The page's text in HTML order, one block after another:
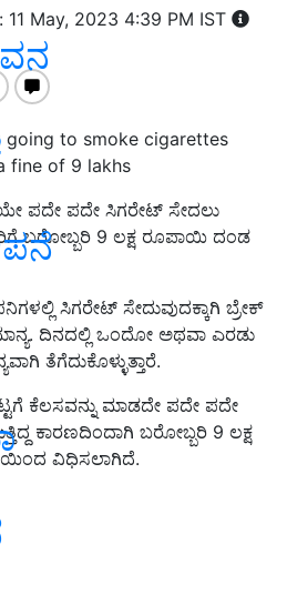
11 May, 2023 4:39 PM IST
to smoke cigarettes
fine of 9 lakhs
ಪದೇ ಪದೇ ಸಿಗರೇಟ್‌ ಸೇದಲು
ಬರೋಬ್ಬರಿ 9 ಲಕ್ಷ ರೂಪಾಯಿ ದಂಡ
ಸಿಗರೇಟ್‌ ಸೇದುವುದಕ್ಕಾಗಿ ಬ್ರೇಕ್‌
ದಿನದಲ್ಲಿ ಒಂದೋ ಅಥವಾ ಎರಡು
ತೆಗೆದುಕೊಳ್ಳುತ್ತಾರೆ.
ಕೆಲಸವನ್ನು ಮಾಡದೇ ಪದೇ ಪದೇ
ಕಾರಣದಿಂದಾಗಿ ಬರೋಬ್ಬರಿ 9 ಲಕ್ಷ
ವಿಧಿಸಲಾಗಿದೆ.